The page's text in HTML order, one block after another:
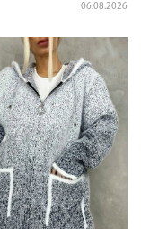
06.08.2026